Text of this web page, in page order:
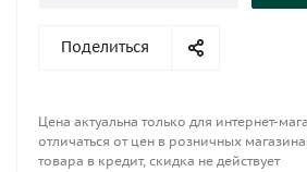
Поделиться
Цена актуальна только для интернет-
отличаться от цен в розничных
товара в кредит, скидка не действует